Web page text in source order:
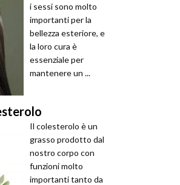
i sessi sono molto
importanti per la
bellezza esteriore, e
la loro cura è
essenziale per
mantenere un ...
Il colesterolo è un
grasso prodotto dal
nostro corpo con
funzioni molto
importanti tanto da